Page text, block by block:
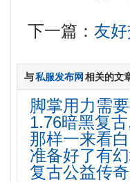
下一篇：友
与私服发布网 相关的文
脚掌用力需
1.76暗黑复
那样一来看
准备好了有
复古公益传